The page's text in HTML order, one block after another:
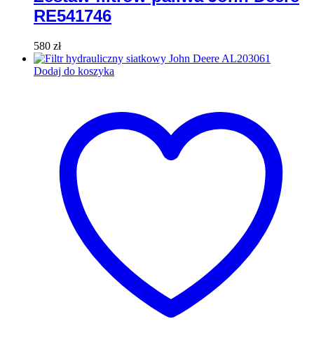
RE541746
580 zł
Dodaj do koszyka